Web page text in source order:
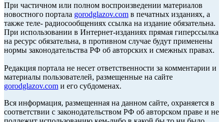
При частичном или полном воспроизведении материалов
новостного портала gorodglazov.com в печатных изданиях, а
также теле- радиосообщениях ссылка на издание обязательна.
При использовании в Интернет-изданиях прямая гиперссылка
на ресурс обязательна, в противном случае будут применены
нормы законодательства РФ об авторских и смежных правах.
Редакция портала не несет ответственности за комментарии и
материалы пользователей, размещенные на сайте
gorodglazov.com и его субдоменах.
Вся информация, размещенная на данном сайте, охраняется в
соответствии с законодательством РФ об авторском праве и не